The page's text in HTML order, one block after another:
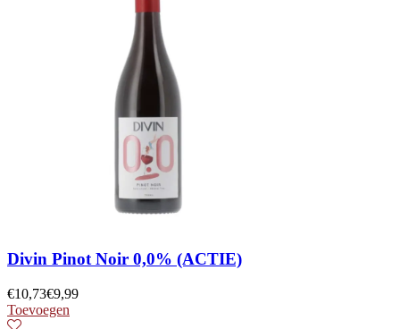
Divin Pinot Noir 0,0% (ACTIE)
€10,73€9,99
Toevoegen